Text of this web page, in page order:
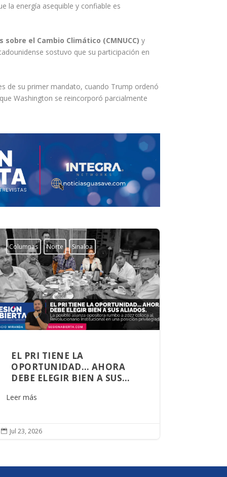
la energía asequible y confiable es
el Cambio Climático (CMNUCC) y
sostuvo que su participación en
de su primer mandato, cuando Trump ordenó
Washington se reincorporó parcialmente
Columnas Norte Sinaloa
EL PRI TIENE LA
OPORTUNIDAD… AHORA
DEBE ELEGIR BIEN A SUS
Leer más
 Jul 23, 2026